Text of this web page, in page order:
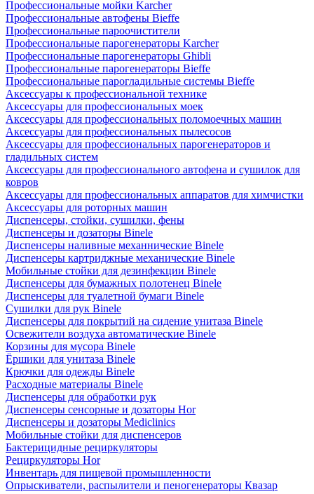
Профессиональные мойки Karcher
Профессиональные автофены Bieffe
Профессиональные пароочистители
Профессиональные парогенераторы Karcher
Профессиональные парогенераторы Ghibli
Профессиональные парогенераторы Bieffe
Профессиональные парогладильные системы Bieffe
Аксессуары к профессиональной технике
Аксессуары для профессиональных моек
Аксессуары для профессиональных поломоечных машин
Аксессуары для профессиональных пылесосов
Аксессуары для профессиональных парогенераторов и
гладильных систем
Аксессуары для профессионального автофена и сушилок для
ковров
Аксессуары для профессиональных аппаратов для химчистки
Аксессуары для роторных машин
Диспенсеры, стойки, сушилки, фены
Диспенсеры и дозаторы Binele
Диспенсеры наливные механнические Binele
Диспенсеры картриджные механические Binele
Мобильные стойки для дезинфекции Binele
Диспенсеры для бумажных полотенец Binele
Диспенсеры для туалетной бумаги Binele
Сушилки для рук Binele
Диспенсеры для покрытий на сидение унитаза Binele
Освежители воздуха автоматические Binele
Корзины для мусора Binele
Ёршики для унитаза Binele
Крючки для одежды Binele
Расходные материалы Binele
Диспенсеры для обработки рук
Диспенсеры сенсорные и дозаторы Hor
Диспенсеры и дозаторы Mediclinics
Мобильные стойки для диспенсеров
Бактерицидные рециркуляторы
Рециркуляторы Hor
Инвентарь для пищевой промышленности
Опрыскиватели, распылители и пеногенераторы Квазар